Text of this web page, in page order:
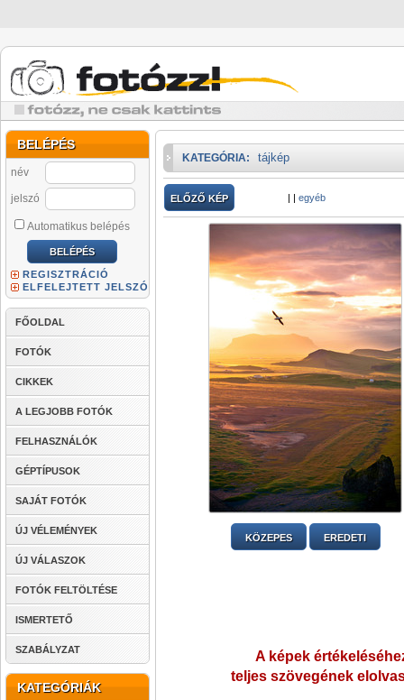
BELÉPÉS
név
jelszó
Automatikus belépés
REGISZTRÁCIÓ
ELFELEJTETT JELSZÓ
FŐOLDAL
FOTÓK
CIKKEK
A LEGJOBB FOTÓK
FELHASZNÁLÓK
GÉPTÍPUSOK
SAJÁT FOTÓK
ÚJ VÉLEMÉNYEK
ÚJ VÁLASZOK
FOTÓK FELTÖLTÉSE
ISMERTETŐ
SZABÁLYZAT
KATEGÓRIÁK
KATEGÓRIA: tájkép
ELŐZŐ KÉP | | egyéb
KÖZEPES EREDETI
A képek
teljes szövegének